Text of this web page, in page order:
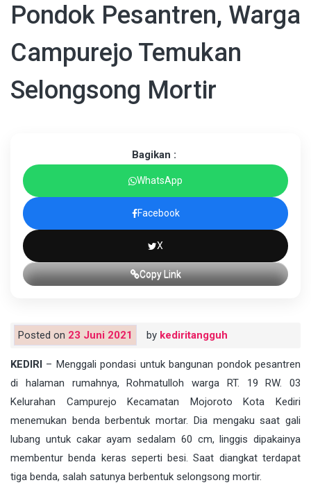
Pondok Pesantren, Warga
Campurejo Temukan
Selongsong Mortir
Bagikan :
WhatsApp
Facebook
X
Copy Link
Posted on 23 Juni 2021 by kediritangguh
KEDIRI – Menggali pondasi untuk bangunan pondok pesantren
di halaman rumahnya, Rohmatulloh warga RT. 19 RW. 03
Kelurahan Campurejo Kecamatan Mojoroto Kota Kediri
menemukan benda berbentuk mortar. Dia mengaku saat gali
lubang untuk cakar ayam sedalam 60 cm, linggis dipakainya
membentur benda keras seperti besi. Saat diangkat terdapat
tiga benda, salah satunya berbentuk selongsong mortir.